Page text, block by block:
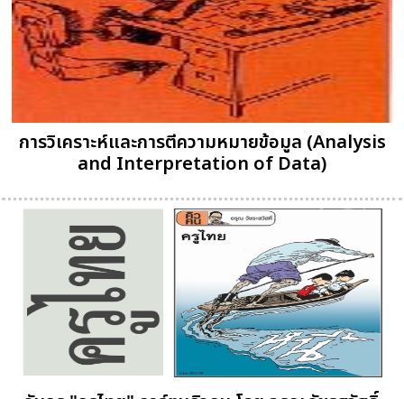
การวิเคราะห์และการตีความหมายข้อมูล (Analysis
and Interpretation of Data)